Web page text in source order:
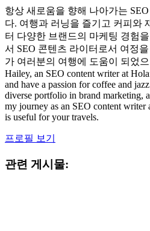
항상 새로움을 향해 나아가는
다. 여행과 러닝을 즐기고 커피와
터 다양한 브랜드의 마케팅 경험
서 SEO 콘텐츠 라이터로서 여정
가 여러분의 여행에 도움이 되었
Hailey, an SEO content writer at
and have a passion for coffee and
diverse portfolio in brand marketing,
my journey as an SEO content
is useful for your travels.
프로필 보기
관련 게시물: